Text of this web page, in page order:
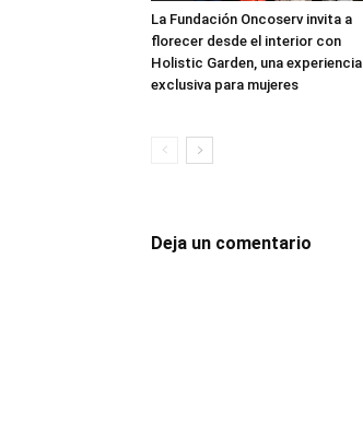
La Fundación Oncoserv invita a
florecer desde el interior con
Holistic Garden, una experiencia
exclusiva para mujeres
Deja un comentario